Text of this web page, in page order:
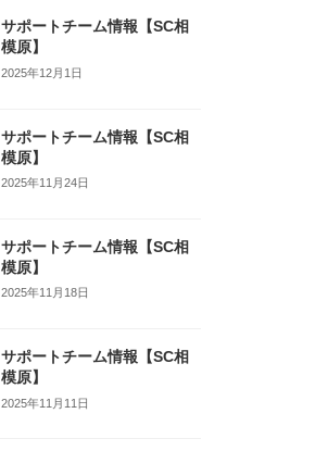
サポートチーム情報【SC相
模原】
2025年12月1日
サポートチーム情報【SC相
模原】
2025年11月24日
サポートチーム情報【SC相
模原】
2025年11月18日
サポートチーム情報【SC相
模原】
2025年11月11日